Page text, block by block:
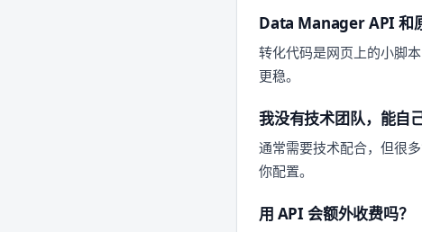
Data Manager API 和
转化代码是网页上的小脚
更稳。
我没有技术团队，能自
通常需要技术配合，但很
你配置。
用 API 会额外收费吗？